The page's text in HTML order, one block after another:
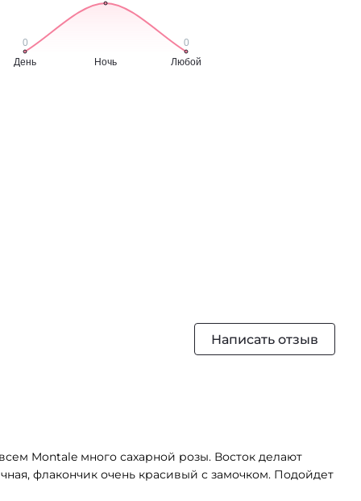
Написать отзыв
Montale много сахарной розы. Восток делают
флакончик очень красивый с замочком. Подойдет